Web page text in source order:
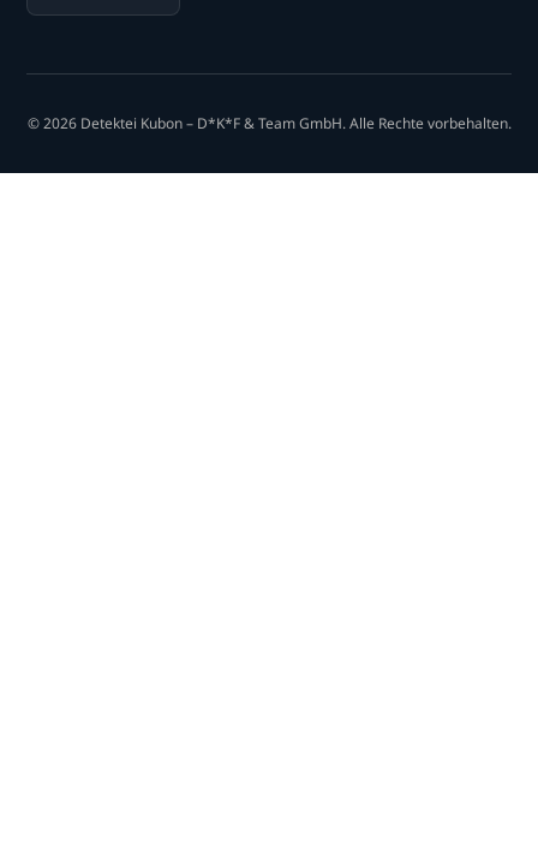
© 2026 Detektei Kubon – D*K*F & Team GmbH. Alle Rechte vorbehalten.